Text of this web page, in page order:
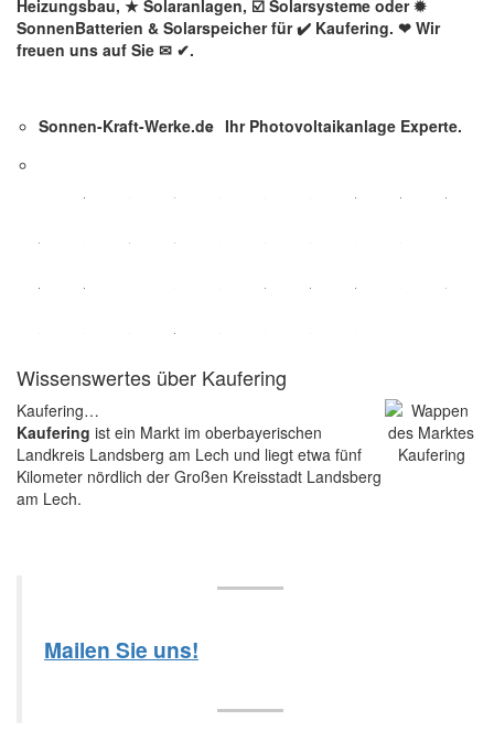
Heizungsbau, ★ Solaranlagen, ☑️ Solarsysteme oder ✹
SonnenBatterien & Solarspeicher für ✔️ Kaufering. ❤ Wir
freuen uns auf Sie ✉ ✔.
Sonnen-Kraft-Werke.de Ihr Photovoltaikanlage Experte.
Wissenswertes über Kaufering
Kaufering…
Kaufering ist ein Markt im oberbayerischen
Landkreis Landsberg am Lech und liegt etwa fünf
Kilometer nördlich der Großen Kreisstadt Landsberg
am Lech.
Mailen Sie uns!